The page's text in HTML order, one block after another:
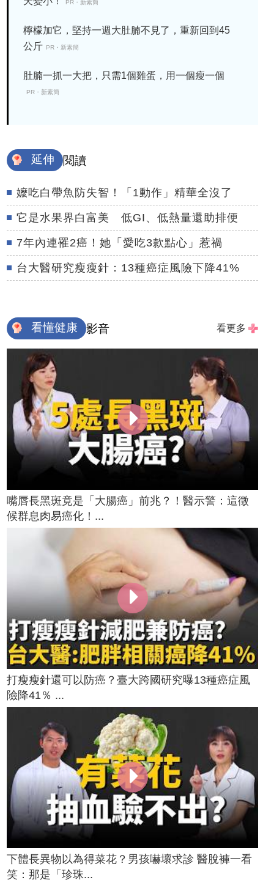
PR・新素簡
檸檬加它，堅持一週大肚腩不見了，重新回到45
公斤 PR・新素簡
肚腩一抓一大把，只需1個雞蛋，用一個瘦一個
PR・新素簡
延伸 閱讀
嬤吃白帶魚防失智！「1動作」精華全沒了
它是水果界白富美 低GI、低熱量還助排便
7年內連罹2癌！她「愛吃3款點心」惹禍
台大醫研究瘦瘦針：13種癌症風險下降41%
看懂健康 影音 看更多
嘴唇長黑斑竟是「大腸癌」前兆？！醫示警：這徵
候群息肉易癌化！...
打瘦瘦針還可以防癌？臺大跨國研究曝13種癌症風
險降41％ ...
下體長異物以為得菜花？男孩嚇壞求診 醫脫褲一看
笑：那是「珍珠...